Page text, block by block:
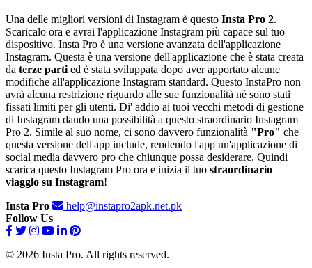
Una delle migliori versioni di Instagram è questo Insta Pro 2.
Scaricalo ora e avrai l'applicazione Instagram più capace sul tuo
dispositivo. Insta Pro è una versione avanzata dell'applicazione
Instagram. Questa è una versione dell'applicazione che è stata creata
da terze parti ed è stata sviluppata dopo aver apportato alcune
modifiche all'applicazione Instagram standard. Questo InstaPro non
avrà alcuna restrizione riguardo alle sue funzionalità né sono stati
fissati limiti per gli utenti. Di' addio ai tuoi vecchi metodi di gestione
di Instagram dando una possibilità a questo straordinario Instagram
Pro 2. Simile al suo nome, ci sono davvero funzionalità "Pro" che
questa versione dell'app include, rendendo l'app un'applicazione di
social media davvero pro che chiunque possa desiderare. Quindi
scarica questo Instagram Pro ora e inizia il tuo straordinario
viaggio su Instagram!
Insta Pro
help@instapro2apk.net.pk
Follow Us
© 2026 Insta Pro. All rights reserved.